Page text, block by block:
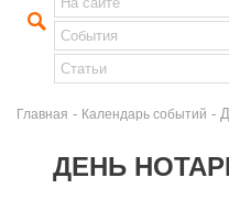
Главная - Календарь событий -
ДЕНЬ